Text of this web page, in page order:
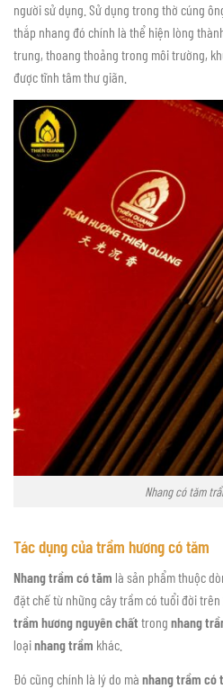
người sử dụng. Sử dụng trong thờ cúng
thắp nhang đó chính là thể hiện lòng
trung, thoang thoảng trong môi trường,
được tĩnh tâm thư giãn.
Nhang có tăm
Tác dụng của trầm hươngcó tăm
Nhang trầm có tăm là sản phẩm thuộc
đặt chế từ những cây trầm có tuổi đời trên
trầm hương nguyên chất trong nhang
loạinhang trầm khác.
Đó cũng chính là lý do mà nhang trầm có